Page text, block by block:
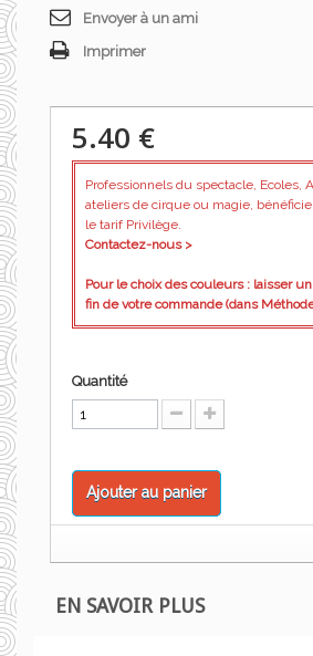
Envoyer à un ami
Imprimer
5.40 €
Professionnels du spectacle, Ecoles,
ateliers de cirque ou magie,
le tarif Privilège.
Contactez-nous >
Pour le choix des couleurs : laisser
fin de votre commande (dans
Quantité
Ajouter au panier
EN SAVOIR PLUS